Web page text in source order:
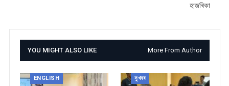
হাজৰিকা
YOU MIGHT ALSO LIKE More From Author
ENGLISH সুখবৰ